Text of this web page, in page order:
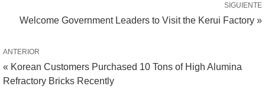
SIGUIENTE
Welcome Government Leaders to Visit the Kerui Factory »
ANTERIOR
« Korean Customers Purchased 10 Tons of High Alumina
Refractory Bricks Recently